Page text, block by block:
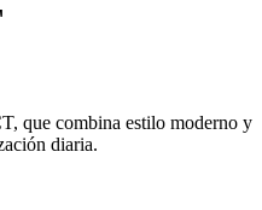
que combina estilo moderno y
diaria.